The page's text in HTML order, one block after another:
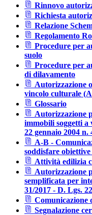
Rinnovo
Richiesta
Relazione
Regolamento
Procedure per
suolo
Procedure per
di dilavamento
Autorizzazione
vincolo culturale
Glossario
Autorizzazione
immobili soggetti a
22 gennaio 2004 n.
A-B -
soddisfare
Attività edilizia
Autorizzazione
semplificata per
31/2017 - D. Lgs.
Comunicazione
Segnalazione